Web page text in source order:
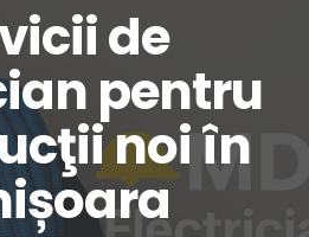
de
pentru
noi în